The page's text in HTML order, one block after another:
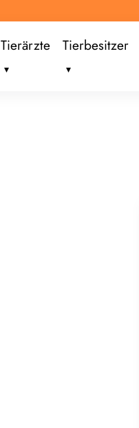
Tierärzte Tierbesitzer